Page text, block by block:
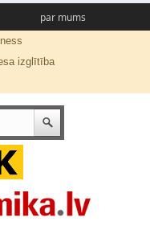
par mums
izglītība